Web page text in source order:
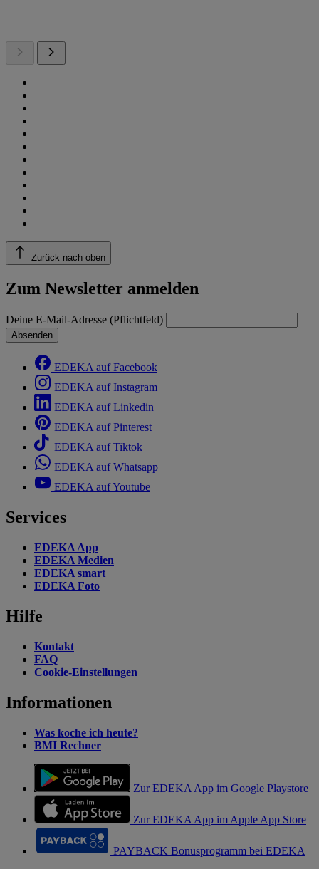
Zurück nach oben
Zum Newsletter anmelden
Deine E-Mail-Adresse (Pflichtfeld)
Absenden
EDEKA auf Facebook
EDEKA auf Instagram
EDEKA auf Linkedin
EDEKA auf Pinterest
EDEKA auf Tiktok
EDEKA auf Whatsapp
EDEKA auf Youtube
Services
EDEKA App
EDEKA Medien
EDEKA smart
EDEKA Foto
Hilfe
Kontakt
FAQ
Cookie-Einstellungen
Informationen
Was koche ich heute?
BMI Rechner
Zur EDEKA App im Google Playstore
Zur EDEKA App im Apple App Store
PAYBACK Bonusprogramm bei EDEKA